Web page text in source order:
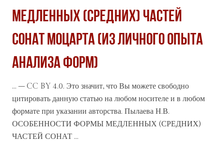
МЕДЛЕННЫХ (СРЕДНИХ) ЧАСТЕЙ
СОНАТ МОЦАРТА (ИЗ ЛИЧНОГО ОПЫТА
АНАЛИЗА ФОРМ)
... – CC BY 4.0. Это значит, что Вы можете свободно
цитировать данную статью на любом носителе и в любом
формате при указании авторства. Пылаева Н.В.
ОСОБЕННОСТИ ФОРМЫ МЕДЛЕННЫХ (СРЕДНИХ)
ЧАСТЕЙ СОНАТ ...